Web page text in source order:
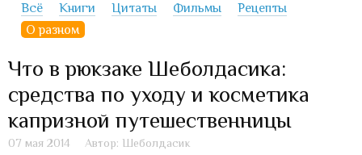
Всё Книги Цитаты Фильмы
Рецепты
О разном
Что в рюкзаке Шеболдасика:
средства по уходу и косметика
капризной путешественницы
07 мая 2014 Автор: Шеболдасик